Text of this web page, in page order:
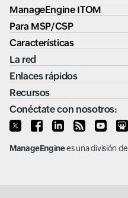
ManageEngine ITOM
Para MSP/CSP
Características
La red
Enlaces rápidos
Recursos
Conéctate con nosotros:
ManageEnginees una división de